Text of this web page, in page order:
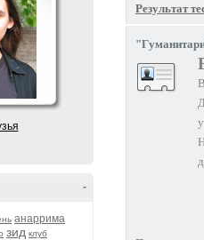
-
анаррима
зид клуб
Результат